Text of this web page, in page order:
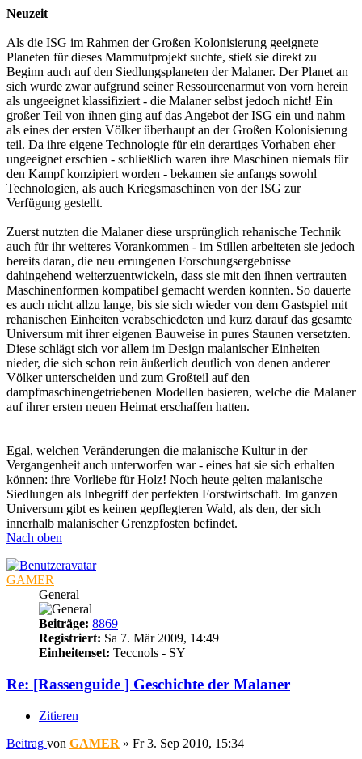
Neuzeit
Als die ISG im Rahmen der Großen Kolonisierung geeignete
Planeten für dieses Mammutprojekt suchte, stieß sie direkt zu
Beginn auch auf den Siedlungsplaneten der Malaner. Der Planet an
sich wurde zwar aufgrund seiner Ressourcenarmut von vorn herein
als ungeeignet klassifiziert - die Malaner selbst jedoch nicht! Ein
großer Teil von ihnen ging auf das Angebot der ISG ein und nahm
als eines der ersten Völker überhaupt an der Großen Kolonisierung
teil. Da ihre eigene Technologie für ein derartiges Vorhaben eher
ungeeignet erschien - schließlich waren ihre Maschinen niemals für
den Kampf konzipiert worden - bekamen sie anfangs sowohl
Technologien, als auch Kriegsmaschinen von der ISG zur
Verfügung gestellt.
Zuerst nutzten die Malaner diese ursprünglich rehanische Technik
auch für ihr weiteres Vorankommen - im Stillen arbeiteten sie jedoch
bereits daran, die neu errungenen Forschungsergebnisse
dahingehend weiterzuentwickeln, dass sie mit den ihnen vertrauten
Maschinenformen kompatibel gemacht werden konnten. So dauerte
es auch nicht allzu lange, bis sie sich wieder von dem Gastspiel mit
rehanischen Einheiten verabschiedeten und kurz darauf das gesamte
Universum mit ihrer eigenen Bauweise in pures Staunen versetzten.
Diese schlägt sich vor allem im Design malanischer Einheiten
nieder, die sich schon rein äußerlich deutlich von denen anderer
Völker unterscheiden und zum Großteil auf den
dampfmaschinengetriebenen Modellen basieren, welche die Malaner
auf ihrer ersten neuen Heimat erschaffen hatten.
Egal, welchen Veränderungen die malanische Kultur in der
Vergangenheit auch unterworfen war - eines hat sie sich erhalten
können: ihre Vorliebe für Holz! Noch heute gelten malanische
Siedlungen als Inbegriff der perfekten Forstwirtschaft. Im ganzen
Universum gibt es keinen gepflegteren Wald, als den, der sich
innerhalb malanischer Grenzpfosten befindet.
Nach oben
GAMER
General
Beiträge: 8869
Registriert: Sa 7. Mär 2009, 14:49
Einheitenset: Teccnols - SY
Re: [Rassenguide ] Geschichte der Malaner
Zitieren
Beitrag von GAMER » Fr 3. Sep 2010, 15:34